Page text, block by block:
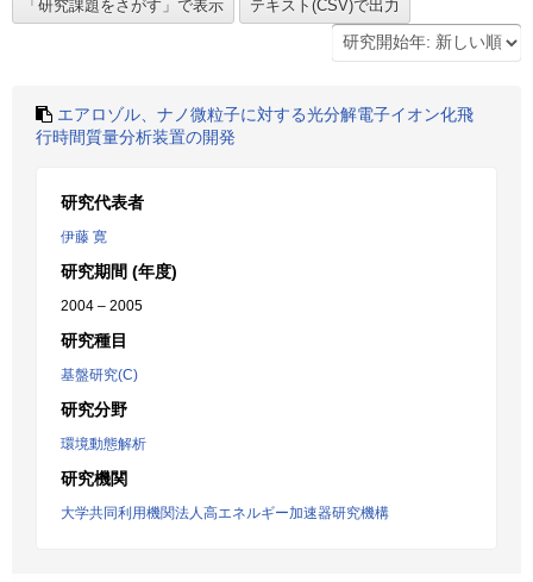
エアロゾル、ナノ微粒子に対する光分解電子イオン化飛
行時間質量分析装置の開発
研究代表者
伊藤 寛
研究期間 (年度)
2004 – 2005
研究種目
基盤研究(C)
研究分野
環境動態解析
研究機関
大学共同利用機関法人高エネルギー加速器研究機構